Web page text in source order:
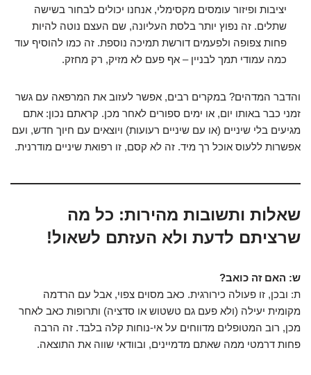
יציבות ופיזור עומסים מקסימלי, אנחנו יכולים לבחור בשישה
שתלים. זה נפוץ יותר בלסת העליונה, שם העצם נוטה להיות
פחות צפופה ולפעמים דורשת תמיכה נוספת. זה כמו להוסיף עוד
כמה עמודי תמך לבניין – אף פעם לא מזיק, רק מחזק.
והדבר המדהים? במקרים רבים, אפשר לעזוב את המרפאה עם גשר
זמני כבר באותו יום, או ימים ספורים לאחר מכן. קראתם נכון: אתם
מגיעים בלי שיניים (או עם שיניים רעועות) ויוצאים עם חיוך חדש, ועם
אפשרות ללעוס אוכל רך מיד. זה לא קסם, זו רפואת שיניים מודרנית.
שאלות ותשובות מהירות: כל מה
שרציתם לדעת ולא העזתם לשאול!
ש: האם זה כואב?
ת: ובכן, זו פעולה כירורגית. כאב מסוים צפוי, אבל עם הרדמה
מקומית יעילה (ולא פעם גם טשטוש או סדציה) ותרופות כאב לאחר
מכן, רוב המטופלים מדווחים על אי-נוחות קלה בלבד. זה הרבה
פחות דרמטי ממה שאתם מדמיינים, ובוודאי שווה את התוצאה.